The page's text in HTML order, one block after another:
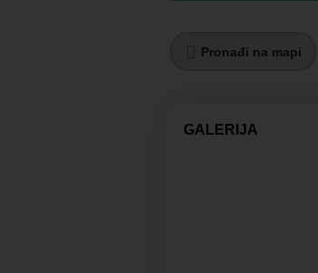
Pronađi na mapi
GALERIJA